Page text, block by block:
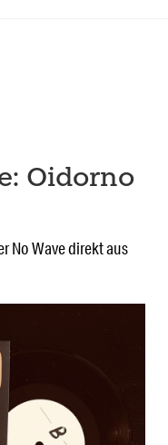
Oidorno
No Wave direkt aus